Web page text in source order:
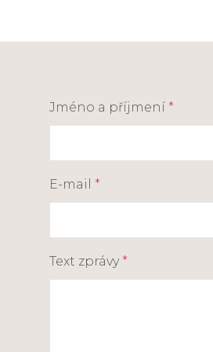
Jméno a příjmení *
E-mail *
Text zprávy *